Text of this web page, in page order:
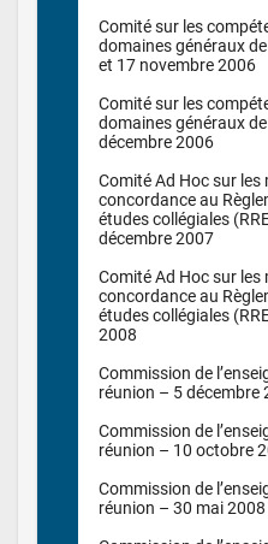
Comité sur les
domaines généraux
et 17 novembre 2006
Comité sur les
domaines généraux
décembre 2006
Comité Ad Hoc sur
concordance au
études collégiales
décembre 2007
Comité Ad Hoc sur
concordance au
études collégiales
2008
Commission de
réunion – 5 décembre
Commission de
réunion – 10 octobre
Commission de
réunion – 30 mai 2008